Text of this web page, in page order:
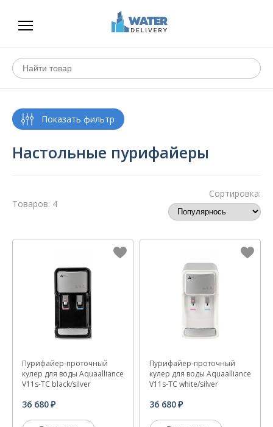
Настольные пурифайеры
Товаров: 4
Сортировка:
Пурифайер-проточный
кулер для воды Aquaalliance
V11s-TC black/silver
36 680
Пурифайер-проточный
кулер для воды Aquaalliance
V11s-TC white/silver
36 680